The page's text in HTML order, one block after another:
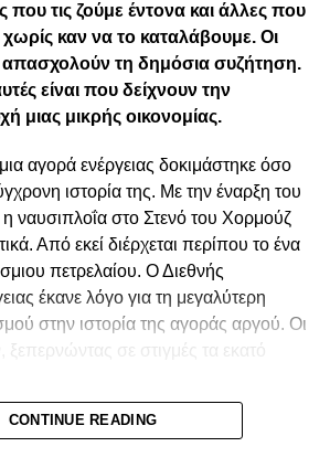
που τις ζούμε έντονα και άλλες που
καν να το καταλάβουμε. Οι
απασχολούν τη δημόσια συζήτηση.
είναι που δείχνουν την
μιας μικρής οικονομίας.
αγορά ενέργειας δοκιμάστηκε όσο
ιστορία της. Με την έναρξη του
ναυσιπλοΐα στο Στενό του Χορμούζ
Από εκεί διέρχεται περίπου το ένα
πετρελαίου. Ο Διεθνής
έκανε λόγο για τη μεγαλύτερη
στην ιστορία της αγοράς αργού. Οι
ξεπερνώντας σε στιγμές τα εκατό
η Κυπριακή Δημοκρατία, που
CONTINUE READING